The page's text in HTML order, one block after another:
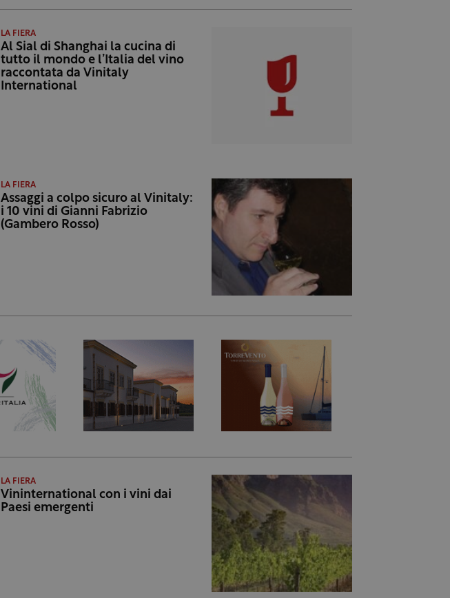
LA FIERA
Al Sial di Shanghai la cucina di
tutto il mondo e l’Italia del vino
raccontata da Vinitaly
International
LA FIERA
Assaggi a colpo sicuro al Vinitaly:
i 10 vini di Gianni Fabrizio
(Gambero Rosso)
LA FIERA
Vininternational con i vini dai
Paesi emergenti